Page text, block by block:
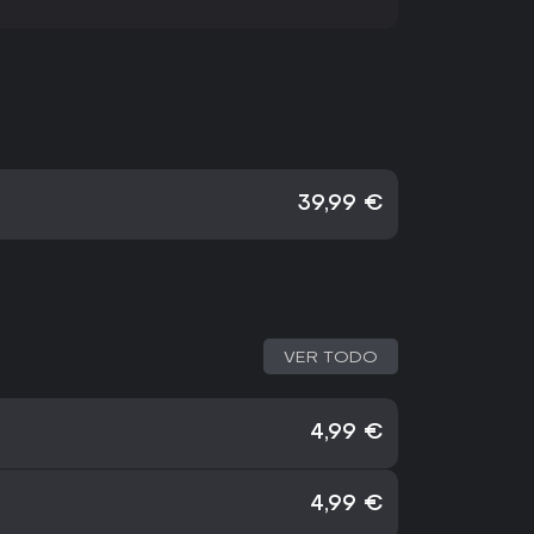
39,99 €
VER TODO
4,99 €
4,99 €